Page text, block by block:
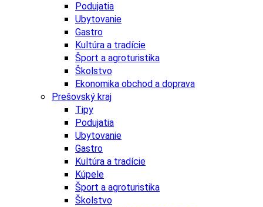
Podujatia
Ubytovanie
Gastro
Kultúra a tradície
Šport a agroturistika
Školstvo
Ekonomika obchod a doprava
Prešovský kraj
Tipy
Podujatia
Ubytovanie
Gastro
Kultúra a tradície
Kúpele
Šport a agroturistika
Školstvo